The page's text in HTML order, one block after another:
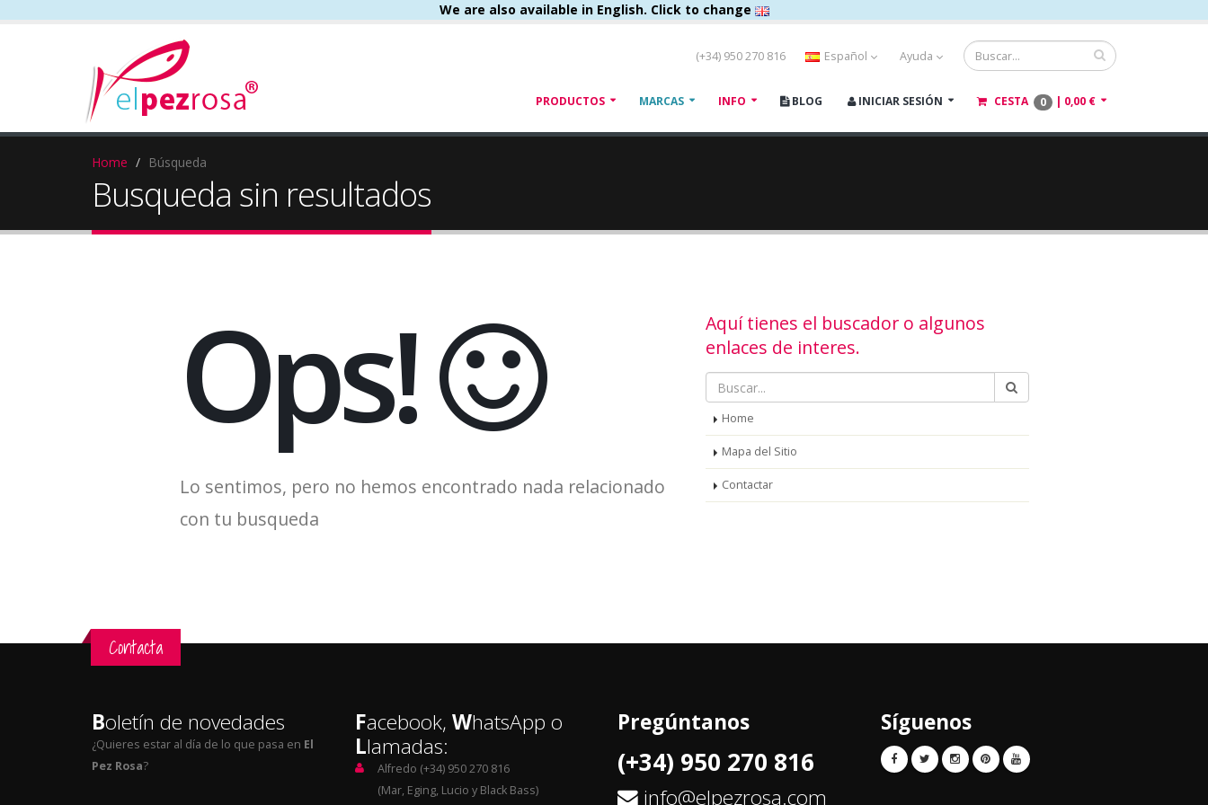
We are also available in English. Click to change
(+34) 950 270 816 Español Ayuda
PRODUCTOS MARCAS INFO BLOG INICIAR SESIÓN CESTA 0 | 0,00 €
Home Búsqueda
Busqueda sin resultados
Ops!
Lo sentimos, pero no hemos encontrado nada relacionado
con tu busqueda
Aquí tienes el buscador o algunos
enlaces de interes.
Home
Mapa del Sitio
Contactar
Contacta
Boletín de novedades
¿Quieres estar al día de lo que pasa en El
Pez Rosa?
Facebook, WhatsApp o
Llamadas:
Alfredo (+34) 950 270 816
(Mar, Eging, Lucio y Black Bass)
Pregúntanos
(+34) 950 270 816
info@elpezrosa.com
Síguenos